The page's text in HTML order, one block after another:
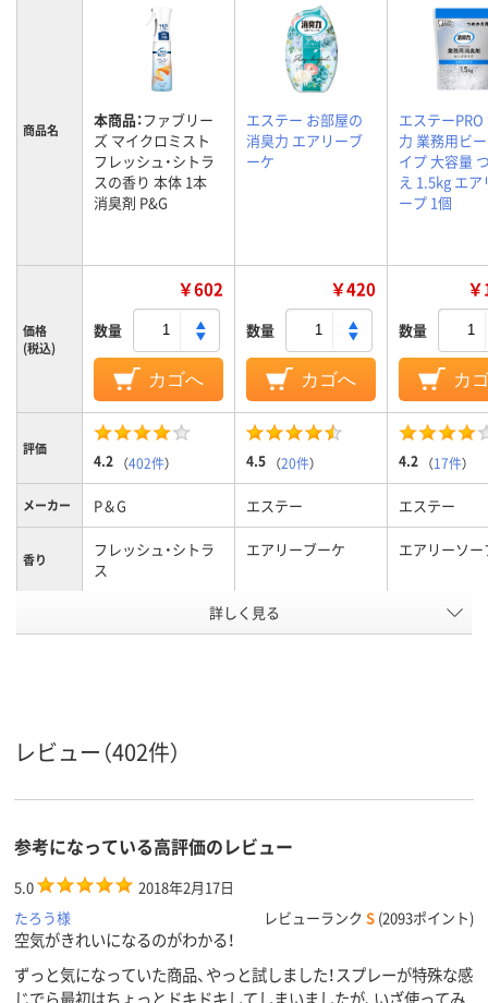
商品名 本商品：ファブリー
ズ マイクロミスト
フレッシュ・シトラ
スの香り 本体 1本
消臭剤 P&G
エステー お部屋の
消臭力 エアリーブ
ーケ
エステーPRO
力 業務用ビ
イプ 大容量
え 1.5kg エア
ープ 1個
価格
(税込)
￥602
数量
カゴへ
￥420
数量
カゴへ
数量
カ
評価
4.2 （402件） 4.5 （20件） 4.2 （17件）
メーカー P＆G エステー エステー
香り
フレッシュ・シトラ
ス
エアリーブーケ エアリーソー
置き型
詳しく見る
レビュー（402件）
参考になっている高評価のレビュー
5.0
2018年2月17日
たろう様
レビューランク S (2093ポイント)
空気がきれいになるのがわかる！
ずっと気になっていた商品、やっと試しました！スプレーが特殊な感
じでら最初はちょっとドキドキしてしまいましたが、いざ使ってみ